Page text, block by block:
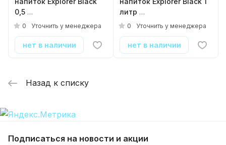
0,5
( 12шт./уп. )
0 Уточнить у менеджера
нет в наличии
литр
( 6шт./уп. )
0 Уточнить у менеджера
нет в наличии
Назад к списку
Подписаться на новости и акции